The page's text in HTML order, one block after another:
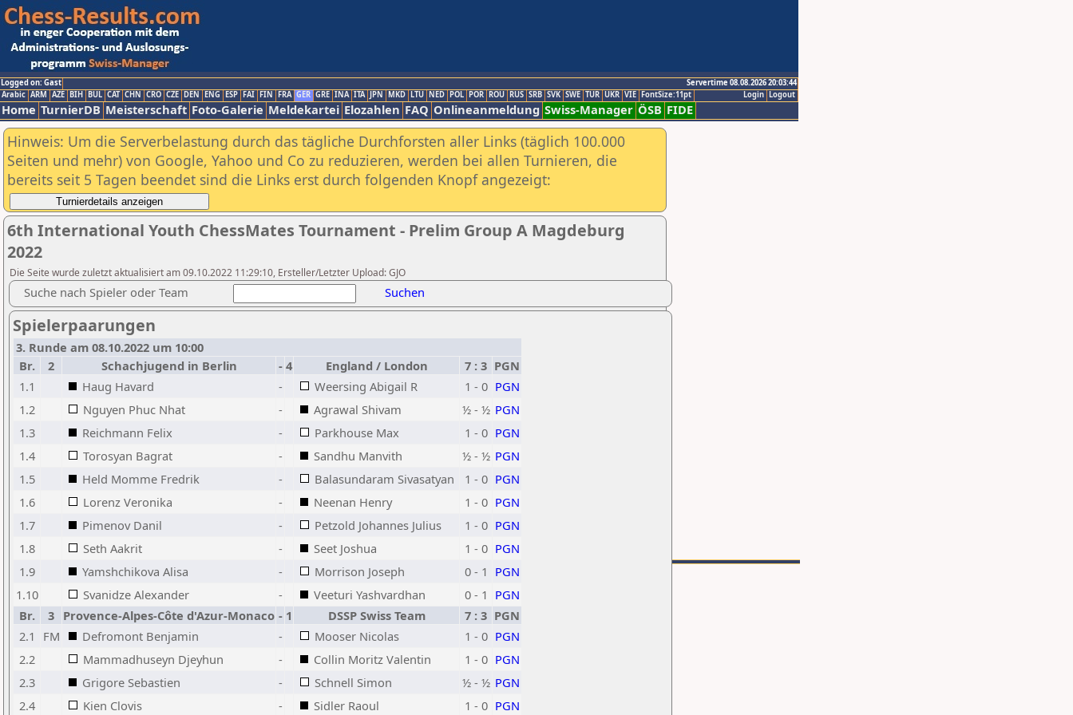
Logged on: Gast
Servertime 08.08.2026 20:03:44
Logout
Login
Arabic ARM AZE BIH BUL CAT CHN CRO CZE DEN ENG ESP FAI FIN FRA GER GRE INA ITA JPN MKD LTU NED POL POR ROU RUS SRB SVK SWE TUR UKR VIE FontSize:11pt
Home TurnierDB Meisterschaft Foto-Galerie Meldekartei Elozahlen FAQ Onlineanmeldung Swiss-Manager ÖSB FIDE
Hinweis: Um die Serverbelastung durch das tägliche Durchforsten aller Links (täglich 100.000
Seiten und mehr) von Google, Yahoo und Co zu reduzieren, werden bei allen Turnieren, die
bereits seit 5 Tagen beendet sind die Links erst durch folgenden Knopf angezeigt:
6th International Youth ChessMates Tournament - Prelim Group A Magdeburg
2022
Die Seite wurde zuletzt aktualisiert am 09.10.2022 11:29:10, Ersteller/Letzter Upload: GJO
Suche nach Spieler oder Team Suchen
Spielerpaarungen
3. Runde am 08.10.2022 um 10:00
Br.
2 Schachjugend in Berlin - 4 England / London 7 : 3 PGN
1.1
Haug Havard - Weersing Abigail R 1 - 0 PGN
1.2
Nguyen Phuc Nhat - Agrawal Shivam ½ - ½ PGN
1.3
Reichmann Felix - Parkhouse Max 1 - 0 PGN
1.4
Torosyan Bagrat - Sandhu Manvith ½ - ½ PGN
1.5
Held Momme Fredrik - Balasundaram Sivasatyan 1 - 0 PGN
1.6
Lorenz Veronika - Neenan Henry 1 - 0 PGN
1.7
Pimenov Danil - Petzold Johannes Julius 1 - 0 PGN
1.8
Seth Aakrit - Seet Joshua 1 - 0 PGN
1.9
Yamshchikova Alisa - Morrison Joseph 0 - 1 PGN
1.10
Svanidze Alexander - Veeturi Yashvardhan 0 - 1 PGN
Br.
3 Provence-Alpes-Côte d'Azur-Monaco - 1 DSSP Swiss Team 7 : 3 PGN
2.1
FM Defromont Benjamin - Mooser Nicolas 1 - 0 PGN
2.2
Mammadhuseyn Djeyhun - Collin Moritz Valentin 1 - 0 PGN
2.3
Grigore Sebastien - Schnell Simon ½ - ½ PGN
2.4
Kien Clovis - Sidler Raoul 1 - 0 PGN